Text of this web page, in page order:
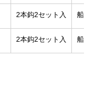
2本鈎2セット入 船
2本鈎2セット入 船